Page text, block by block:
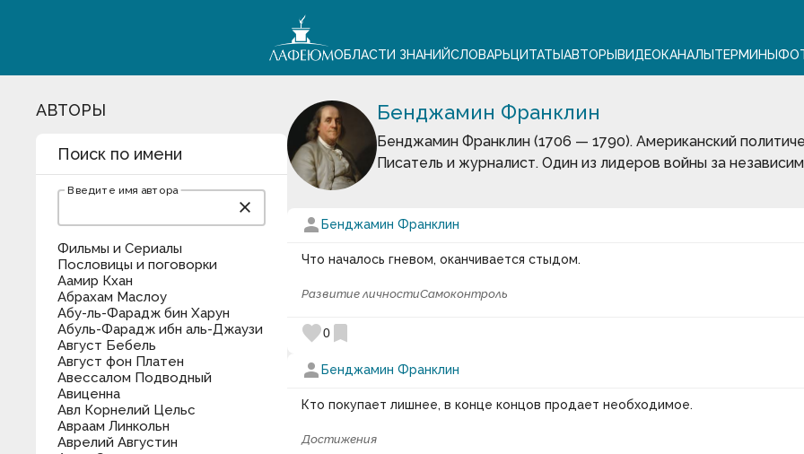
ОБЛАСТИ ЗНАНИЙСЛОВАРЬЦИТАТЫАВТОРЫВИДЕОКАНАЛЫТЕРМИНЫ
АВТОРЫ
Поиск по имени
Введите имя автора
close
Фильмы и Сериалы
Пословицы и поговорки
Аамир Кхан
Абрахам Маслоу
Абу-ль-Фарадж бин Харун
Абуль-Фарадж ибн аль-Джаузи
Август Бебель
Август фон Платен
Авессалом Подводный
Авиценна
Авл Корнелий Цельс
Авраам Линкольн
Аврелий Августин
Бенджамин Франклин
Бенджамин Франклин (1706 — 1790). Американский
Писатель и журналист. Один из лидеров войны за
person Бенджамин Франклин
Что началось гневом, оканчивается стыдом.
Развитие личностиСамоконтроль
favorite0 bookmark
person Бенджамин Франклин
Кто покупает лишнее, в конце концов продает необходимое.
Достижения